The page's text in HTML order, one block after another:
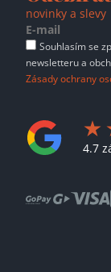
novinky a slevy
Souhlasím se
newsletteru a
Zásady ochrany
4.7